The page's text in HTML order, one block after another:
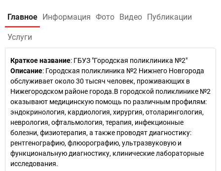
Главное Информация Фото Видео Публикации
Услуги
Краткое название: ГБУЗ "Городская поликлиника №2"
Описание: Городская поликлиника №2 Нижнего Новгорода
обслуживает около 30 тысяч человек, проживающих в
Нижегородском районе города.В городской поликлинике №2
оказывают медицинскую помощь по различным профилям:
эндокринология, кардиология, хирургия, отоларингология,
неврология, офтальмология, терапия, инфекционные
болезни, физиотерапия, а также проводят диагностику:
рентгенографию, флюорографию, ультразвуковую и
функциональную диагностику, клинические лабораторные
исследования.